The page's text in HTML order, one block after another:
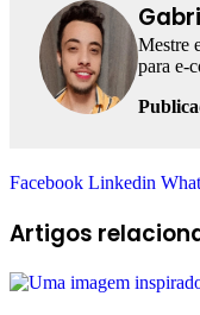
Mestre
para e-
Facebook Linkedin
Artigos